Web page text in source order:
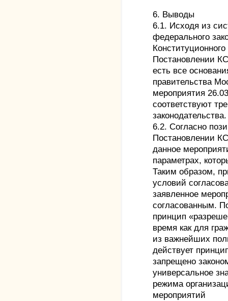
6. Выводы
6.1. Исходя из
федерального
Постановлении
есть все
правительства
мероприятия
соответствуют
законодательства.
6.2. Согласно
Постановлении
данное
параметрах,
Таким образом,
условий
заявленное
согласованным.
принцип
время как для
из важнейших
действует
запрещено
универсальное
режима
мероприятий